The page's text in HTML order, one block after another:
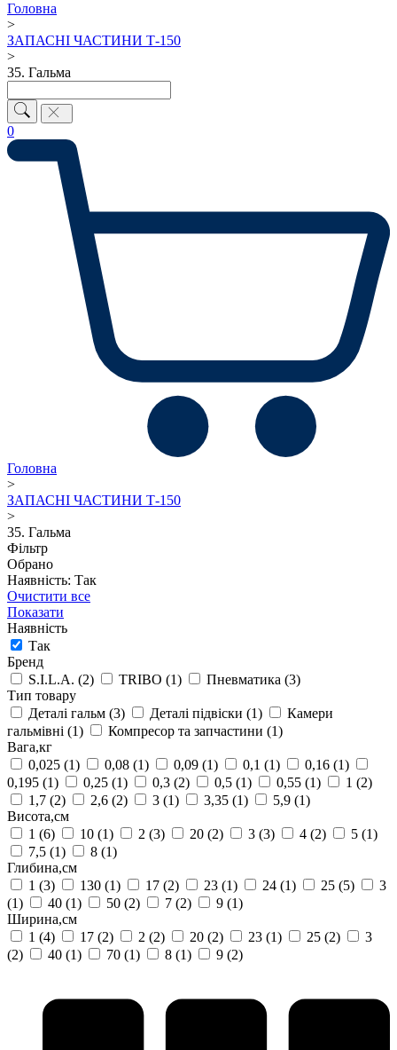
Головна
>
ЗАПАСНІ ЧАСТИНИ Т-150
>
35. Гальма
0
Головна
>
ЗАПАСНІ ЧАСТИНИ Т-150
>
35. Гальма
Фільтр
Обрано
Наявність: Так
Очистити все
Показати
Наявність
Так
Бренд
S.I.L.A. (2) TRIBO (1) Пневматика (3)
Тип товару
Деталі гальм (3) Деталі підвіски (1)
Камери
гальмівні (1) Компресор та запчастини (1)
Вага,кг
0,025 (1) 0,08 (1) 0,09 (1) 0,1 (1) 0,16 (1)
0,195 (1) 0,25 (1) 0,3 (2) 0,5 (1) 0,55 (1) 1 (2)
1,7 (2) 2,6 (2) 3 (1) 3,35 (1) 5,9 (1)
Висота,см
1 (6) 10 (1) 2 (3) 20 (2) 3 (3) 4 (2) 5 (1)
7,5 (1) 8 (1)
Глибина,см
1 (3) 130 (1) 17 (2) 23 (1) 24 (1) 25 (5)
3
(1)
40 (1) 50 (2) 7 (2) 9 (1)
Ширина,см
1 (4) 17 (2) 2 (2) 20 (2) 23 (1) 25 (2)
3
(2)
40 (1) 70 (1) 8 (1) 9 (2)